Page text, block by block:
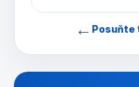
← Posuňte